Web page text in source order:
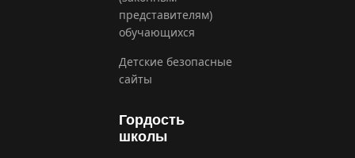
представителям)
обучающихся
Детские безопасные
сайты
Гордость
школы